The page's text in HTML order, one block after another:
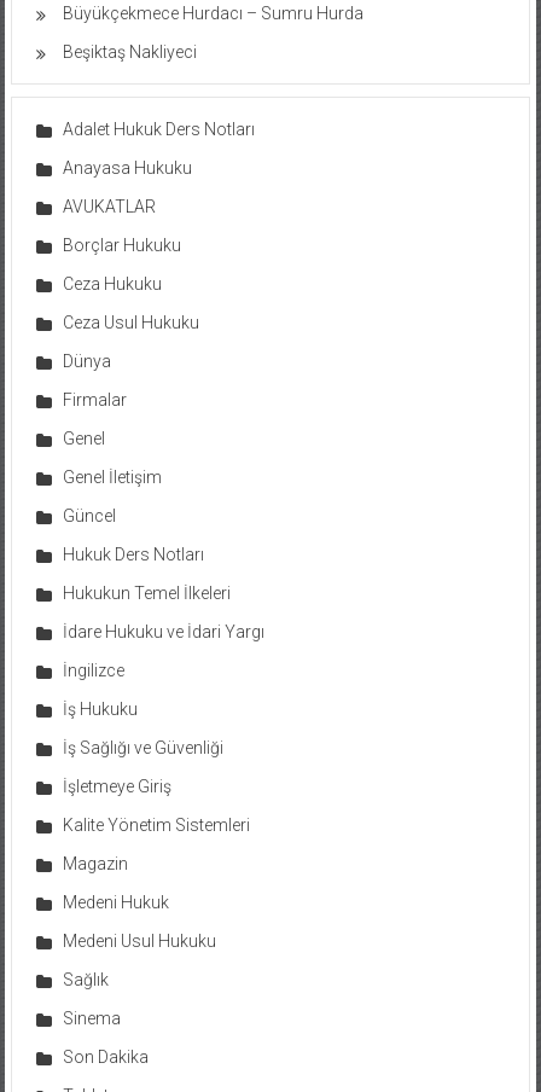
Büyükçekmece Hurdacı – Sumru Hurda
Beşiktaş Nakliyeci
Adalet Hukuk Ders Notları
Anayasa Hukuku
AVUKATLAR
Borçlar Hukuku
Ceza Hukuku
Ceza Usul Hukuku
Dünya
Firmalar
Genel
Genel İletişim
Güncel
Hukuk Ders Notları
Hukukun Temel İlkeleri
İdare Hukuku ve İdari Yargı
İngilizce
İş Hukuku
İş Sağlığı ve Güvenliği
İşletmeye Giriş
Kalite Yönetim Sistemleri
Magazin
Medeni Hukuk
Medeni Usul Hukuku
Sağlık
Sinema
Son Dakika